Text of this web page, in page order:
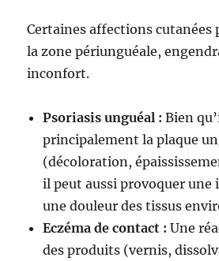
Certaines affections cutanées
la zone périunguéale,
inconfort.
Psoriasis unguéal : Bien
principalement la plaque
(décoloration,
il peut aussi provoquer
une douleur des tissus
Eczéma de contact : Une
des produits (vernis,